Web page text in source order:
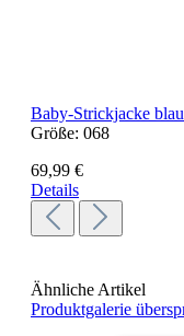
Baby-Strickjacke
Größe: 068
69,99 €
Details
Ähnliche Artikel
Produktgalerie